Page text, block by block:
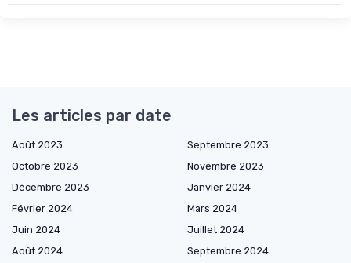
Les articles par date
Août 2023
Septembre 2023
Octobre 2023
Novembre 2023
Décembre 2023
Janvier 2024
Février 2024
Mars 2024
Juin 2024
Juillet 2024
Août 2024
Septembre 2024